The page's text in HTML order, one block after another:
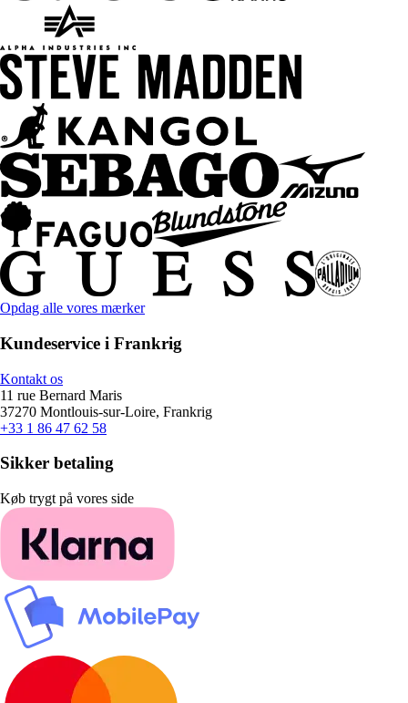
Opdag alle vores mærker
Kundeservice i Frankrig
Kontakt os
11 rue Bernard Maris
37270 Montlouis-sur-Loire, Frankrig
+33 1 86 47 62 58
Sikker betaling
Køb trygt på vores side